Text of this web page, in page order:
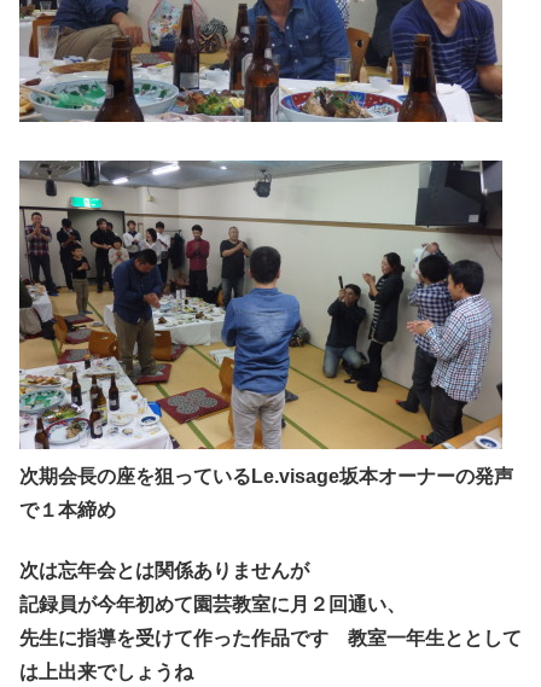
次期会長の座を狙っているLe.visage坂本オーナーの発声
で１本締め
次は忘年会とは関係ありませんが
記録員が今年初めて園芸教室に月２回通い、
先生に指導を受けて作った作品です 教室一年生ととして
は上出来でしょうね